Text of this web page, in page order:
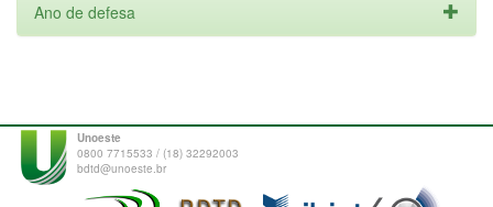
Ano de defesa
Unoeste
0800 7715533 / (18) 32292003
bdtd@unoeste.br